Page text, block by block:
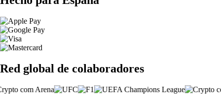
Red global de colaboradores